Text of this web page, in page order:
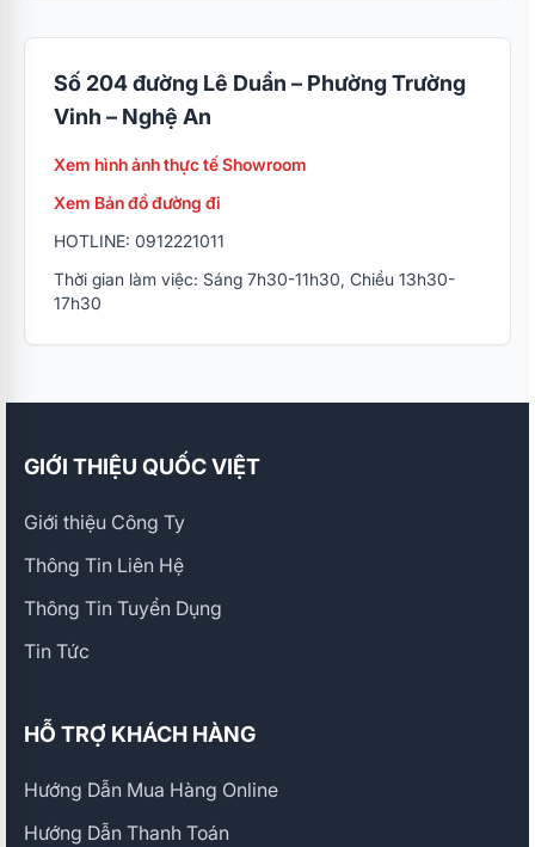
Số 204 đường Lê Duẩn – Phường Trường
Vinh – Nghệ An
Xem hình ảnh thực tế Showroom
Xem Bản đồ đường đi
HOTLINE: 0912221011
Thời gian làm việc: Sáng 7h30-11h30, Chiều 13h30-
17h30
GIỚI THIỆU QUỐC VIỆT
Giới thiệu Công Ty
Thông Tin Liên Hệ
Thông Tin Tuyển Dụng
Tin Tức
HỖ TRỢ KHÁCH HÀNG
Hướng Dẫn Mua Hàng Online
Hướng Dẫn Thanh Toán